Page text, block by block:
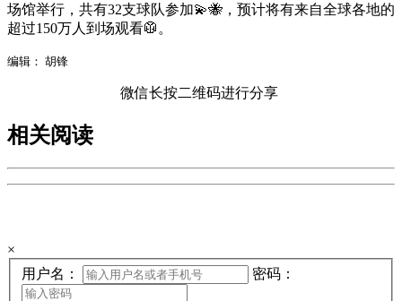
场馆举行，共有32支球队参加💫🐝，预计将有来自全球各地的
超过150万人到场观看🥼。
编辑： 胡锋
微信长按二维码进行分享
相关阅读
×
用户名：
密码：